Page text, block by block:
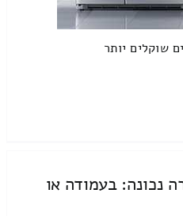
שוקלים יותר
נכונה: בעמודה או